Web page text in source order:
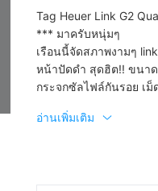
Tag Heuer Link G2
*** มาครับหนุ่มๆ
เรือนนี้จัดสภาพงามๆ
หน้าปัดดำ สุดฮิต!! ขนาด
กระจกซัลไฟล์กันรอย เ
อ่านเพิ่มเติม